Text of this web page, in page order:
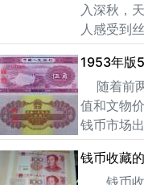
入深秋，
人感受到
现，今年
的人民币
样寒气逼
民币、奥
1953年版
随着前
值和文物
钱币市场
火爆程度
额票券的
钱币收藏
钱币收